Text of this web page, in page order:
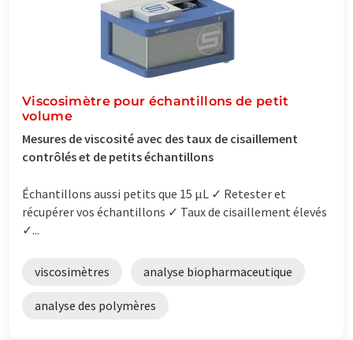
Viscosimètre pour échantillons de petit
volume
Mesures de viscosité avec des taux de cisaillement
contrôlés et de petits échantillons
Échantillons aussi petits que 15 µL ✓ Retester et
récupérer vos échantillons ✓ Taux de cisaillement élevés
✓...
viscosimètres analyse biopharmaceutique
analyse des polymères